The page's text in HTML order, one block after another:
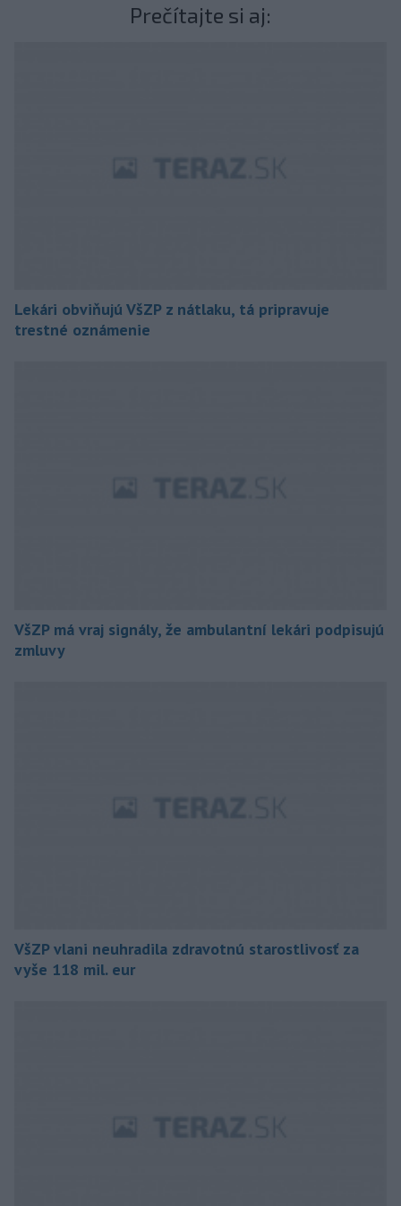
Prečítajte si aj:
Lekári obviňujú VšZP z nátlaku, tá pripravuje
trestné oznámenie
VšZP má vraj signály, že ambulantní lekári podpisujú
zmluvy
VšZP vlani neuhradila zdravotnú starostlivosť za
vyše 118 mil. eur